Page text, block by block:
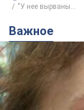
"У нее вырваны...
Важное